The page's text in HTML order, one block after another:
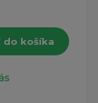
do košíka